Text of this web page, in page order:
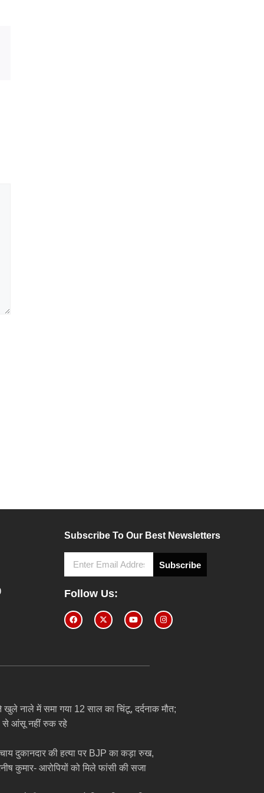
Subscribe To Our Best Newsletters
Subscribe
Follow Us:
नाले में समा गया 12 साल का चिंटू, दर्दनाक मौत;
से आंसू नहीं रुक रहे
चाय दुकानदार की हत्या पर BJP का कड़ा रुख,
कुमार- आरोपियों को मिले फांसी की सजा